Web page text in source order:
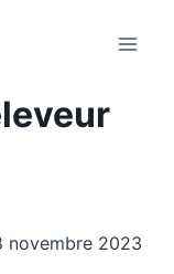
novembre 2023